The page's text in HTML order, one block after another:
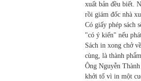
xuất bản đều biết.
rồi giám đốc nhà
Có giấy phép sách
"có ý kiến" nếu
Sách in xong chở
cùng, là thành
Ông Nguyễn
khởi tố vì in một